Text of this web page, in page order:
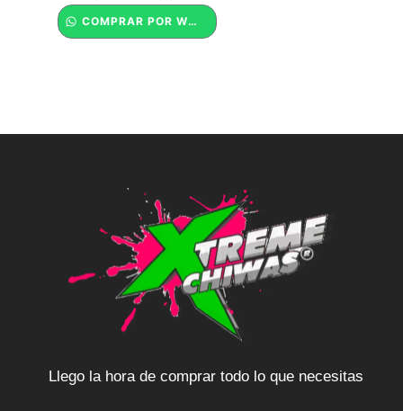
COMPRAR POR WHATSAPP
Llego la hora de comprar todo lo que necesitas